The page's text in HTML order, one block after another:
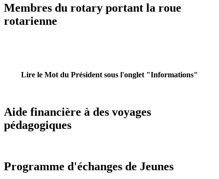
Membres du rotary portant la roue
rotarienne
Lire le Mot du Président sous l'onglet "Informations"
Aide financière à des voyages
pédagogiques
Programme d'échanges de Jeunes